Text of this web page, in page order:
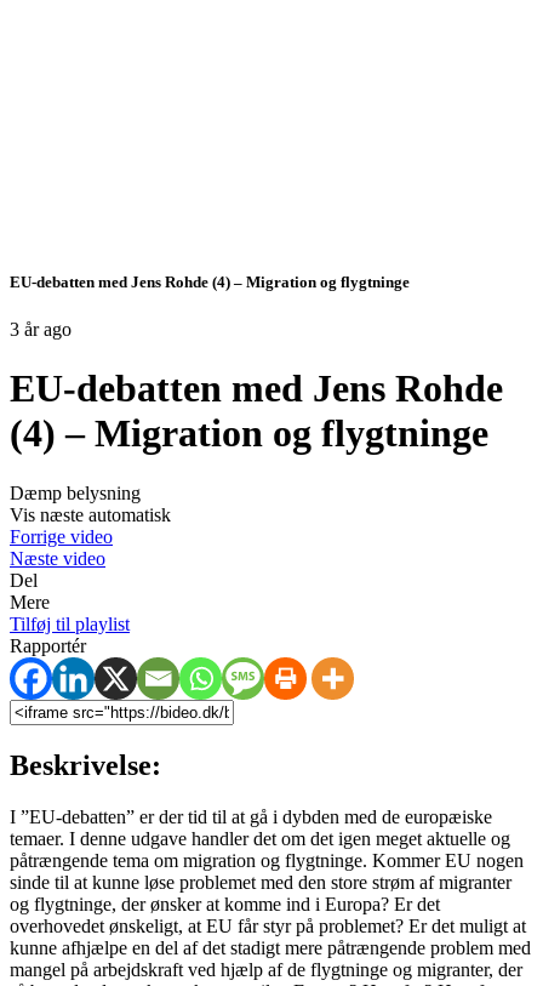
EU-debatten med Jens Rohde (4) – Migration og flygtninge
3 år ago
EU-debatten med Jens Rohde
(4) – Migration og flygtninge
Dæmp belysning
Vis næste automatisk
Forrige video
Næste video
Del
Mere
Tilføj til playlist
Rapportér
Beskrivelse:
I ”EU-debatten” er der tid til at gå i dybden med de europæiske
temaer. I denne udgave handler det om det igen meget aktuelle og
påtrængende tema om migration og flygtninge. Kommer EU nogen
sinde til at kunne løse problemet med den store strøm af migranter
og flygtninge, der ønsker at komme ind i Europa? Er det
overhovedet ønskeligt, at EU får styr på problemet? Er det muligt at
kunne afhjælpe en del af det stadigt mere påtrængende problem med
mangel på arbejdskraft ved hjælp af de flygtninge og migranter, der